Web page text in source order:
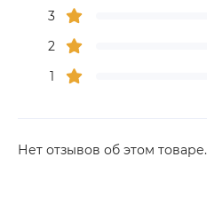
3
2
1
Нет отзывов об этом товаре.